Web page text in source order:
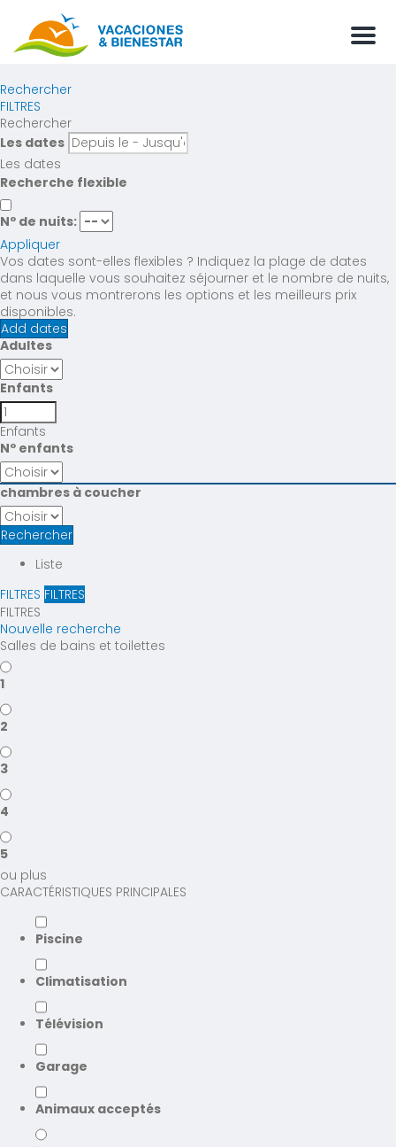
Menu
Rechercher
FILTRES
Rechercher
Les dates
Les dates
Recherche flexible
Nº de nuits:
Appliquer
Vos dates sont-elles flexibles ? Indiquez la plage de dates
dans laquelle vous souhaitez séjourner et le nombre de nuits,
et nous vous montrerons les options et les meilleurs prix
disponibles.
Add dates
Adultes
Enfants
Enfants
Nº enfants
chambres à coucher
Rechercher
Liste
FILTRES FILTRES
FILTRES
Nouvelle recherche
Salles de bains et toilettes
1
2
3
4
5
ou plus
CARACTÉRISTIQUES PRINCIPALES
Piscine
Climatisation
Télévision
Garage
Animaux acceptés